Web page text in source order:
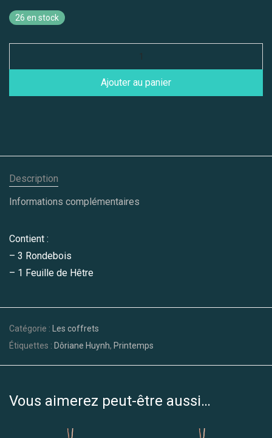
26 en stock
Ajouter au panier
Description
Informations complémentaires
Contient :
– 3 Rondebois
– 1 Feuille de Hêtre
Catégorie :
Les coffrets
Étiquettes : Dôriane Huynh, Printemps
Vous aimerez peut-être aussi…